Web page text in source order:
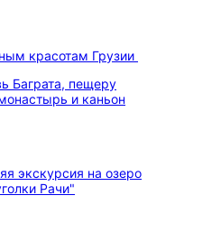
красотам Грузии
Баграта, пещеру
и каньон